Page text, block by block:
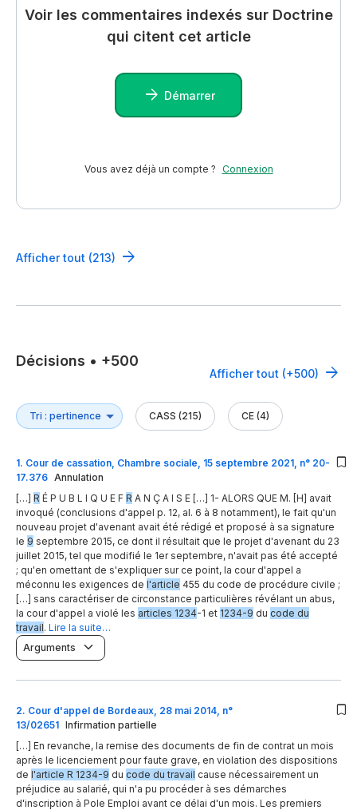
Voir les commentaires indexés sur Doctrine
qui citent cet article
Démarrer
Vous avez déjà un compte ? Connexion
Afficher tout (213)
Décisions • +500
Afficher tout (+500)
CASS (215) CE (4)
1. Cour de cassation, Chambre sociale, 15 septembre 2021, n° 20-
17.376 Annulation
[…] R É P U B L I Q U E F R A N Ç A I S E […] 1- ALORS QUE M. [H] avait
invoqué (conclusions d'appel p. 12, al. 6 à 8 notamment), le fait qu'un
nouveau projet d'avenant avait été rédigé et proposé à sa signature
le 9 septembre 2015, ce dont il résultait que le projet d'avenant du 23
juillet 2015, tel que modifié le 1er septembre, n'avait pas été accepté
; qu'en omettant de s'expliquer sur ce point, la cour d'appel a
méconnu les exigences de l'article 455 du code de procédure civile ;
[…] sans caractériser de circonstance particulières révélant un abus,
la cour d'appel a violé les articles 1234-1 et 1234-9 du code du
travail. Lire la suite…
Arguments
2. Cour d'appel de Bordeaux, 28 mai 2014, n°
13/02651 Infirmation partielle
[…] En revanche, la remise des documents de fin de contrat un mois
après le licenciement pour faute grave, en violation des dispositions
de l'article R 1234-9 du code du travail cause nécessairement un
préjudice au salarié, qui n'a pu procéder à ses démarches
d'inscription à Pole Emploi avant ce délai d'un mois. Les premiers